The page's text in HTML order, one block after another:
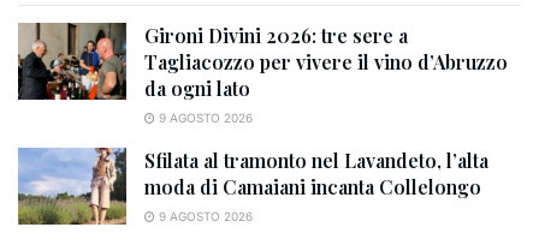
Gironi Divini 2026: tre sere a
Tagliacozzo per vivere il vino d’Abruzzo
da ogni lato
9 AGOSTO 2026
Sfilata al tramonto nel Lavandeto, l’alta
moda di Camaiani incanta Collelongo
9 AGOSTO 2026